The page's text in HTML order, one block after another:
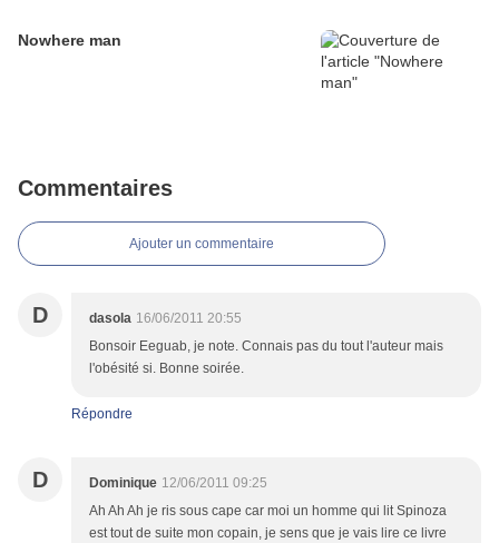
Nowhere man
Commentaires
Ajouter un commentaire
D dasola 16/06/2011 20:55
Bonsoir Eeguab, je note. Connais pas du tout l'auteur mais
l'obésité si. Bonne soirée.
Répondre
D Dominique 12/06/2011 09:25
Ah Ah Ah je ris sous cape car moi un homme qui lit Spinoza
est tout de suite mon copain, je sens que je vais lire ce livre